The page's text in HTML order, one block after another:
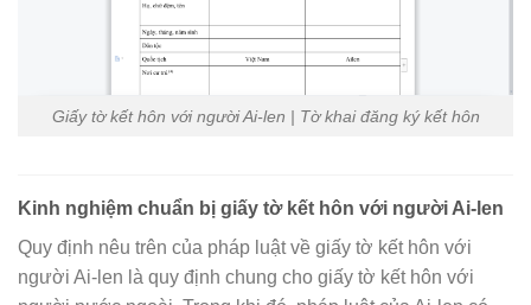
Giấy tờ kết hôn với người Ai-len | Tờ khai đăng ký kết hôn
Kinh nghiệm chuẩn bị giấy tờ kết hôn với người Ai-len
Quy định nêu trên của pháp luật về giấy tờ kết hôn với
người Ai-len là quy định chung cho giấy tờ kết hôn với